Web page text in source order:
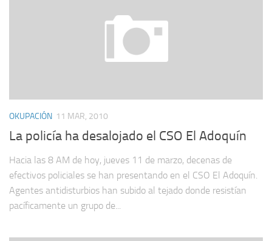
OKUPACIÓN 11 MAR, 2010
La policía ha desalojado el CSO El Adoquín
Hacia las 8 AM de hoy, jueves 11 de marzo, decenas de
efectivos policiales se han presentando en el CSO El Adoquín.
Agentes antidisturbios han subido al tejado donde resistían
pacíficamente un grupo de...